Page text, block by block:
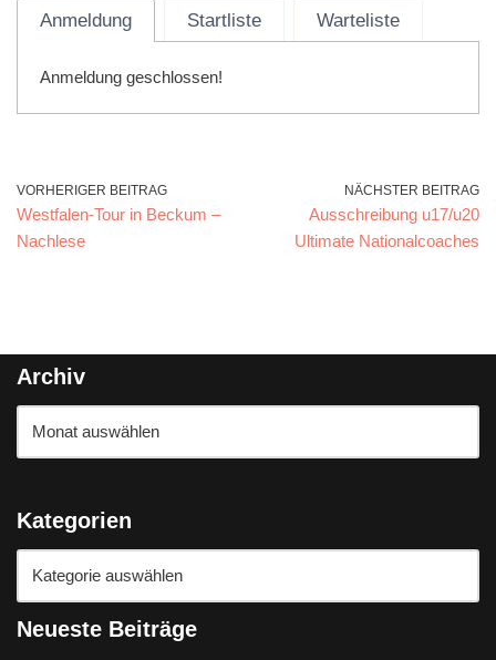
Anmeldung Startliste Warteliste
Anmeldung geschlossen!
VORHERIGER BEITRAG
Westfalen-Tour in Beckum –
Nachlese
NÄCHSTER BEITRAG
Ausschreibung u17/u20
Ultimate Nationalcoaches
Archiv
Kategorien
Neueste Beiträge